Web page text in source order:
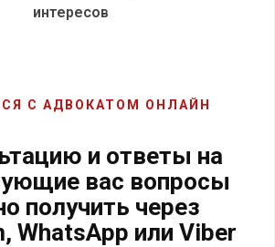
интересов
С АДВОКАТОМ ОНЛАЙН
и ответы на
вас вопросы
получить через
WhatsApp или Viber